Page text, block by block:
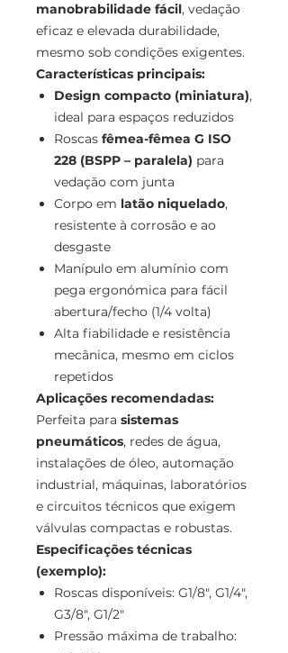
manobrabilidade fácil, vedação
eficaz e elevada durabilidade,
mesmo sob condições exigentes.
Características principais:
Design compacto (miniatura),
ideal para espaços reduzidos
Roscas fêmea-fêmea G ISO
228 (BSPP – paralela) para
vedação com junta
Corpo em latão niquelado,
resistente à corrosão e ao
desgaste
Manípulo em alumínio com
pega ergonómica para fácil
abertura/fecho (1/4 volta)
Alta fiabilidade e resistência
mecânica, mesmo em ciclos
repetidos
Aplicações recomendadas:
Perfeita para sistemas
pneumáticos, redes de água,
instalações de óleo, automação
industrial, máquinas, laboratórios
e circuitos técnicos que exigem
válvulas compactas e robustas.
Especificações técnicas
(exemplo):
Roscas disponíveis: G1/8", G1/4",
G3/8", G1/2"
Pressão máxima de trabalho: